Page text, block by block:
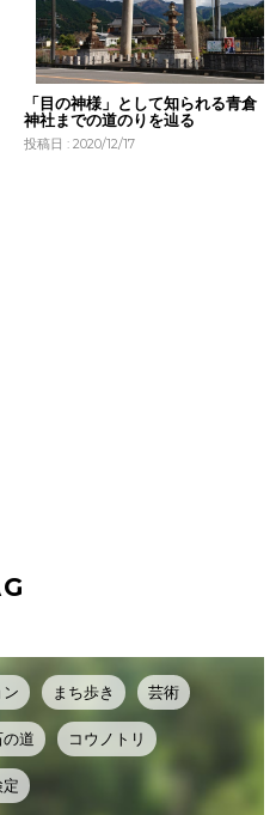
「目の神様」として知られる青倉
神社までの道のりを辿る
投稿日 : 2020/12/17
ン まち歩き 芸術
道 コウノトリ